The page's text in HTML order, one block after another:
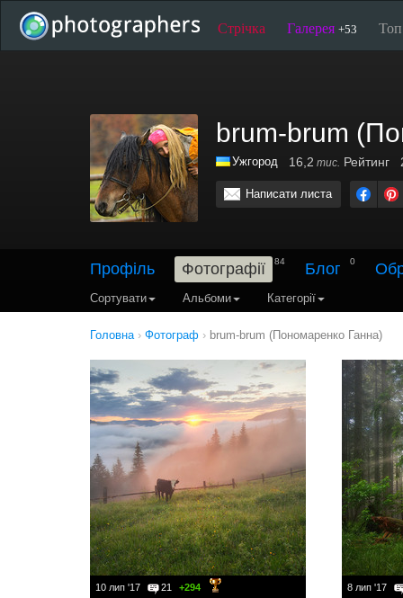
Стрічка Галерея +53
brum-brum
Ужгород 16,2 тис. Рейтинг
Написати листа
Профіль Фотографії 84 Блог 0
Сортувати Альбоми Категорії
Головна› Фотограф › brum-brum (Пономаренко Ганна)
10 лип '17 21 +294 8 лип '17